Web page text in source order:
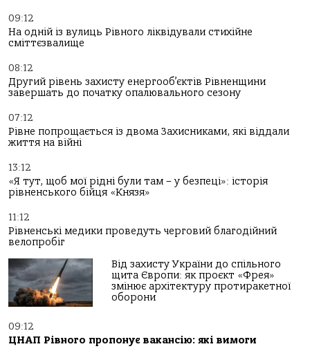
09:12
На одній із вулиць Рівного ліквідували стихійне
сміттєзвалище
08:12
Другий рівень захисту енергооб’єктів Рівненщини
завершать до початку опалювального сезону
07:12
Рівне попрощається із двома Захисниками, які віддали
життя на війні
13:12
«Я тут, щоб мої рідні були там – у безпеці»: історія
рівненського бійця «Князя»
11:12
Рівненські медики проведуть черговий благодійний
велопробіг
Від захисту України до спільного
щита Європи: як проєкт «Фрея»
змінює архітектуру протиракетної
оборони
09:12
ЦНАП Рівного пропонує вакансію: які вимоги